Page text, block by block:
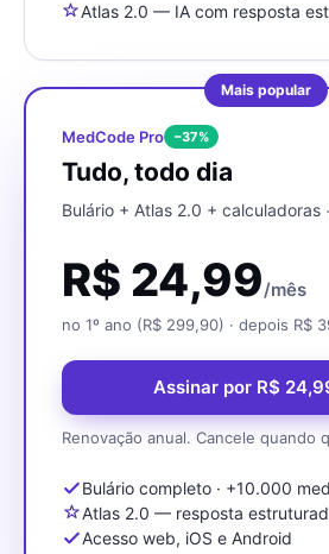
Atlas 2.0 — IA com resposta
Mais popular
MedCode Pro −37%
Tudo, todo dia
Bulário + Atlas 2.0 + calculadoras
R$ 24,99/mês
no 1º ano (R$ 299,90) · depois R$
Assinar por R$
Renovação anual. Cancele quando
Bulário completo · +10.000
Atlas 2.0 — resposta
Acesso web, iOS e Android